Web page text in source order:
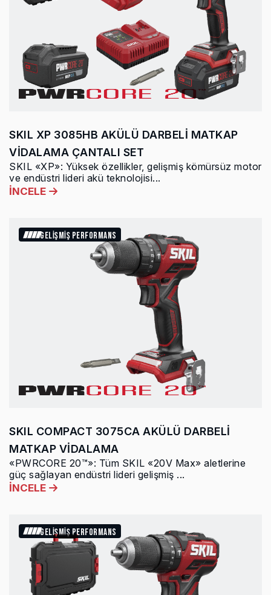
SKIL XP 3085HB AKÜLÜ DARBELİ MATKAP
VİDALAMA ÇANTALI SET
SKIL «XP»: Yüksek özellikler, gelişmiş kömürsüz motor
ve endüstri lideri akü teknolojisi...
İNCELE
GELİŞMİŞ PERFORMANS
SKIL COMPACT 3075CA AKÜLÜ DARBELİ
MATKAP VİDALAMA
«PWRCORE 20™»: Tüm SKIL «20V Max» aletlerine
güç sağlayan endüstri lideri gelişmiş ...
İNCELE
GELİŞMİŞ PERFORMANS